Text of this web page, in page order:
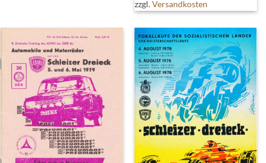
zzgl.Versandkosten